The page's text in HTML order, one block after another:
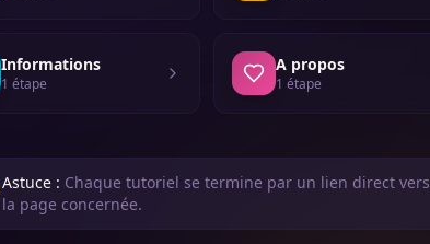
Informations
1 étape
A propos
1 étape
Astuce : Chaque tutoriel se termine par un lien direct vers
la page concernée.